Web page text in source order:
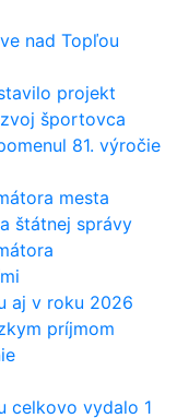
nad Topľou
projekt
športovca
81. výročie
mesta
štátnej správy
aj v roku 2026
príjmom
celkovo vydalo 1